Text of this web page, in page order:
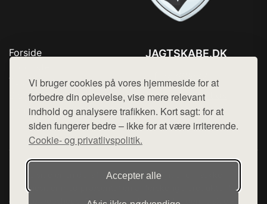
Vi bruger cookies på vores hjemmeside for at
forbedre din oplevelse, vise mere relevant
indhold og analysere trafikken. Kort sagt: for at
siden fungerer bedre – ikke for at være irriterende.
Cookie- og privatlivspolitik.
Accepter alle
Forside
Top Rabatter
Blog
Kontakt
JAGTSKABE.DK
Mail: hej@want.dk
Cookie- og privatlivspolitik
Denne side er en del af want.dk, der udgiver en række
hjemmesider med præsentation af forskellige produkter fra
diverse webshops. Der sælges ikke varer fra denne side - vi